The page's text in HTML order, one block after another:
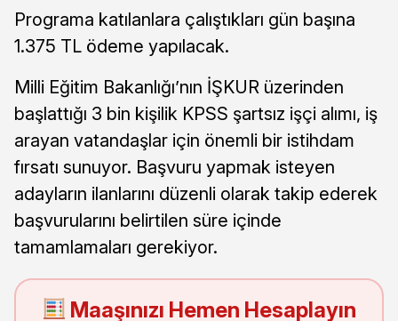
Programa katılanlara çalıştıkları gün başına
1.375 TL ödeme yapılacak.
Milli Eğitim Bakanlığı’nın İŞKUR üzerinden
başlattığı 3 bin kişilik KPSS şartsız işçi alımı, iş
arayan vatandaşlar için önemli bir istihdam
fırsatı sunuyor. Başvuru yapmak isteyen
adayların ilanlarını düzenli olarak takip ederek
başvurularını belirtilen süre içinde
tamamlamaları gerekiyor.
Maaşınızı Hemen Hesaplayın